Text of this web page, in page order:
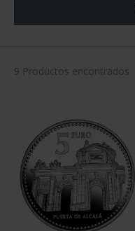
9 Productos encontrados